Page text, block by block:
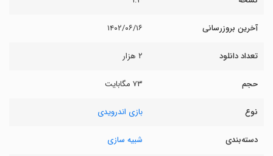
آخرین بروزرسانی ۱۴۰۲/۰۶/۱۶
تعداد دانلود ۲ هزار
حجم ۷۳ مگابایت
نوع بازی اندرویدی
دسته‌بندی شبیه سازی